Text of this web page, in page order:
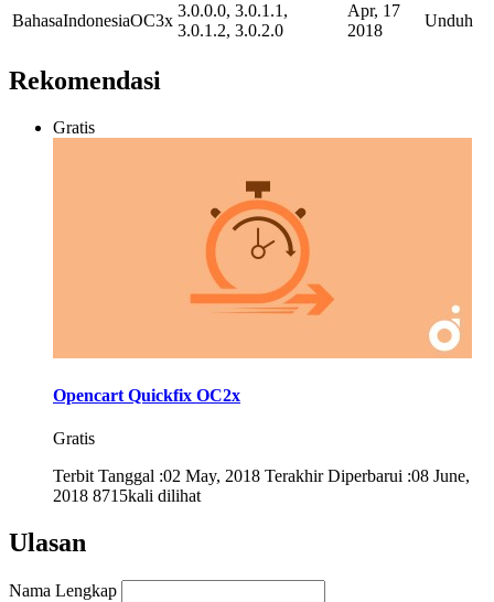
BahasaIndonesiaOC3x
3.0.0.0, 3.0.1.1,
3.0.1.2, 3.0.2.0
Apr, 17
2018
Unduh
Rekomendasi
Gratis
Opencart Quickfix OC2x
Gratis
Terbit Tanggal :02 May, 2018 Terakhir Diperbarui :08 June,
2018 8715kali dilihat
Ulasan
Nama Lengkap